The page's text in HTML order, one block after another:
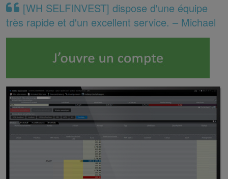
[WH SELFINVEST] dispose d'une équipe
très rapide et d'un excellent service. – Michael